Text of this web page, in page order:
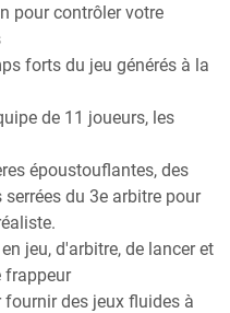
pour contrôler votre
forts du jeu générés à la
de 11 joueurs, les
époustouflantes, des
du 3e arbitre pour
jeu, d'arbitre, de lancer et
frappeur
fournir des jeux fluides à